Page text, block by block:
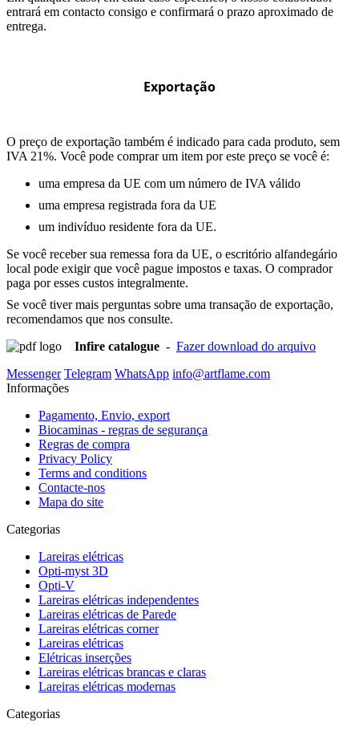
entrará em contacto consigo e confirmará o prazo aproximado de
entrega.
Exportação
O preço de exportação também é indicado para cada produto, sem
IVA 21%. Você pode comprar um item por este preço se você é:
uma empresa da UE com um número de IVA válido
uma empresa registrada fora da UE
um indivíduo residente fora da UE.
Se você receber sua remessa fora da UE, o escritório alfandegário
local pode exigir que você pague impostos e taxas. O comprador
paga por esses custos integralmente.
Se você tiver mais perguntas sobre uma transação de exportação,
recomendamos que nos consulte.
Infire catalogue - Fazer download do arquivo
Messenger Telegram WhatsApp info@artflame.com
Informações
Pagamento, Envio, export
Biocaminas - regras de segurança
Regras de compra
Privacy Policy
Terms and conditions
Contacte-nos
Mapa do site
Categorias
Lareiras elétricas
Opti-myst 3D
Opti-V
Lareiras elétricas independentes
Lareiras elétricas de Parede
Lareiras elétricas corner
Lareiras elétricas
Elétricas inserções
Lareiras elétricas brancas e claras
Lareiras elétricas modernas
Categorias